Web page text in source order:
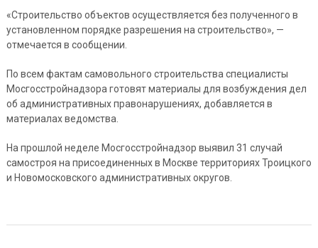
«Строительство объектов осуществляется без полученного в
установленном порядке разрешения на строительство», —
отмечается в сообщении.
По всем фактам самовольного строительства специалисты
Мосгосстройнадзора готовят материалы для возбуждения дел
об административных правонарушениях, добавляется в
материалах ведомства.
На прошлой неделе Мосгосстройнадзор выявил 31 случай
самостроя на присоединенных в Москве территориях Троицкого
и Новомосковского административных округов.